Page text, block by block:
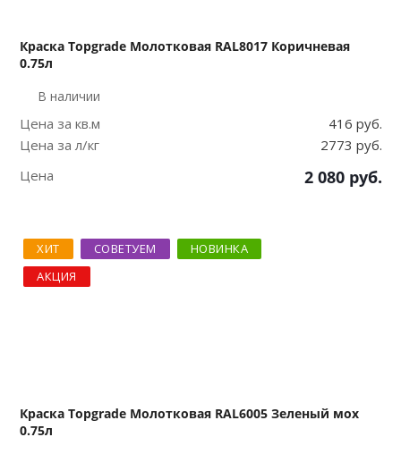
Краска Topgrade Молотковая RAL8017 Коричневая
0.75л
В наличии
Цена за кв.м
416 руб.
Цена за л/кг
2773 руб.
Цена
2 080 руб.
ХИТ СОВЕТУЕМ
НОВИНКА
АКЦИЯ
Краска Topgrade Молотковая RAL6005 Зеленый мох
0.75л